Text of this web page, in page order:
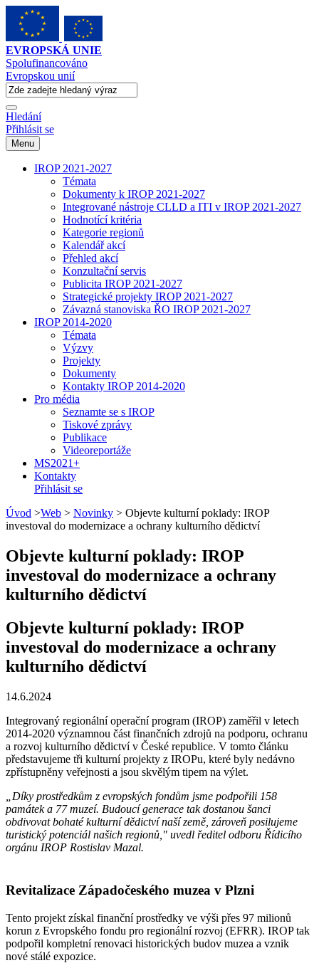
EVROPSKÁ UNIE
Spolufinancováno
Evropskou unií
Hledání
Přihlásit se
Menu
IROP 2021-2027
Témata
Dokumenty k IROP 2021-2027
Integrované nástroje CLLD a ITI v IROP 2021-2027
Hodnotící kritéria
Kategorie regionů
Kalendář akcí
Přehled akcí
Konzultační servis
Publicita IROP 2021-2027
Strategické projekty IROP 2021-2027
Závazná stanoviska ŘO IROP 2021-2027
IROP 2014-2020
Témata
Výzvy
Projekty
Dokumenty
Kontakty IROP 2014-2020
Pro média
Seznamte se s IROP
Tiskové zprávy
Publikace
Videoreportáže
MS2021+
Kontakty
Přihlásit se
Úvod >Web > Novinky > Objevte kulturní poklady: IROP
investoval do modernizace a ochrany kulturního dědictví
Objevte kulturní poklady: IROP
investoval do modernizace a ochrany
kulturního dědictví
Objevte kulturní poklady: IROP
investoval do modernizace a ochrany
kulturního dědictví
14.6.2024
Integrovaný regionální operační program (IROP) zaměřil v letech
2014-2020 významnou část finančních zdrojů na podporu, ochranu
a rozvoj kulturního dědictví v České republice. V tomto článku
představujeme tři kulturní projekty z IROPu, které byly nedávno
zpřístupněny veřejnosti a jsou skvělým tipem na výlet.
„Díky prostředkům z evropských fondům jsme podpořili 158
památek a 77 muzeí. Budoucí generace tak dostanou šanci
obdivovat bohaté kulturní dědictví naší země, zároveň posilujeme
turistický potenciál našich regionů," uvedl ředitel odboru Řídicího
orgánu IROP Rostislav Mazal.
Revitalizace Západočeského muzea v Plzni
Tento projekt získal finanční prostředky ve výši přes 97 milionů
korun z Evropského fondu pro regionální rozvoj (EFRR). IROP tak
podpořil kompletní renovaci historických budov muzea a vznik
nové stálé expozice.